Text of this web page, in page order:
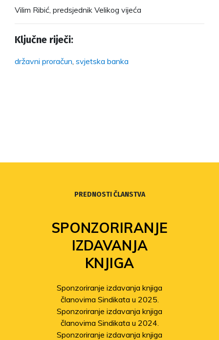
Vilim Ribić, predsjednik Velikog vijeća
Ključne riječi:
državni proračun svjetska banka
PREDNOSTI ČLANSTVA
SPONZORIRANJE
IZDAVANJA
KNJIGA
Sponzoriranje izdavanja knjiga
članovima Sindikata u 2025.
Sponzoriranje izdavanja knjiga
članovima Sindikata u 2024.
Sponzoriranje izdavanja knjiga